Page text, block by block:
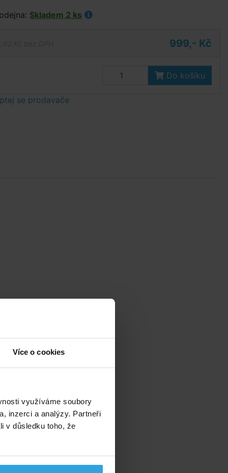
Více o cookies
využíváme soubory
inzerci a analýzy. Partneři
v důsledku toho, že
Skladem 2 ks
999,- Kč
Do košíku
se prodavače